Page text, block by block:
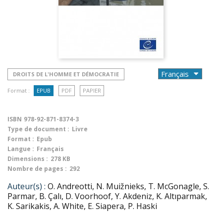
DROITS DE L'HOMME ET DÉMOCRATIE
Format : EPUB PDF PAPIER
ISBN 978-92-871-8374-3
Type de document : Livre
Format : Epub
Langue : Français
Dimensions : 278 KB
Nombre de pages : 292
Auteur(s) : O. Andreotti, N. Muižnieks, T. McGonagle, S.
Parmar, B. Çalı, D. Voorhoof, Y. Akdeniz, K. Altıparmak,
K. Sarikakis, A. White, E. Siapera, P. Haski